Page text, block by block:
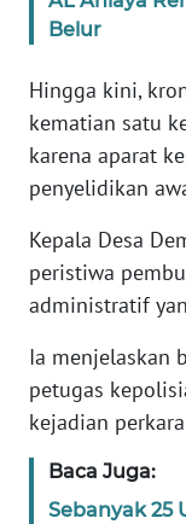
Belur
Hingga kini,
kematian satu
karena aparat
penyelidikan
Kepala Desa
peristiwa
administratif
Ia menjelaskan
petugas
kejadian
Baca Juga:
Sebanyak 25
IKLAN
KAMI
PEDOMAN
MEDIA
SIBER
REDAKSI
KARIR
DISCLAIMER